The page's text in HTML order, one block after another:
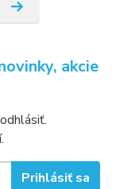
akcie
Prihlásiť sa